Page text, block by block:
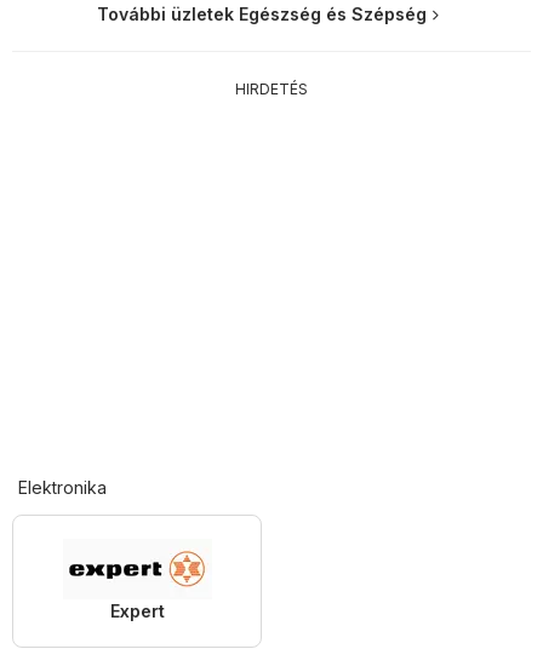
További üzletek Egészség és Szépség
HIRDETÉS
Elektronika
Expert